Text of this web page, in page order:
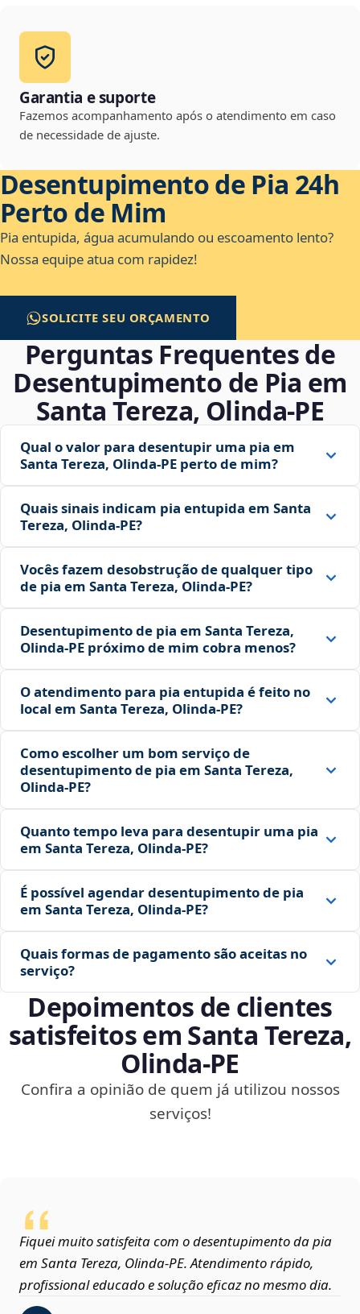
Garantia e suporte
Fazemos acompanhamento após o atendimento em caso
de necessidade de ajuste.
Desentupimento de Pia 24h
Perto de Mim
Pia entupida, água acumulando ou escoamento lento?
Nossa equipe atua com rapidez!
SOLICITE SEU ORÇAMENTO
Perguntas Frequentes de
Desentupimento de Pia em
Santa Tereza, Olinda‑PE
Qual o valor para desentupir uma pia em
Santa Tereza, Olinda‑PE perto de mim?
Quais sinais indicam pia entupida em Santa
Tereza, Olinda‑PE?
Vocês fazem desobstrução de qualquer tipo
de pia em Santa Tereza, Olinda‑PE?
Desentupimento de pia em Santa Tereza,
Olinda‑PE próximo de mim cobra menos?
O atendimento para pia entupida é feito no
local em Santa Tereza, Olinda‑PE?
Como escolher um bom serviço de
desentupimento de pia em Santa Tereza,
Olinda‑PE?
Quanto tempo leva para desentupir uma pia
em Santa Tereza, Olinda‑PE?
É possível agendar desentupimento de pia
em Santa Tereza, Olinda‑PE?
Quais formas de pagamento são aceitas no
serviço?
Depoimentos de clientes
satisfeitos em Santa Tereza,
Olinda‑PE
Confira a opinião de quem já utilizou nossos
serviços!
Fiquei muito satisfeita com o desentupimento da pia
em Santa Tereza, Olinda‑PE. Atendimento rápido,
profissional educado e solução eficaz no mesmo dia.